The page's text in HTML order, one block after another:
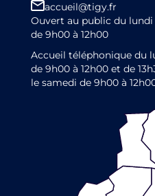
accueil@tigy.fr
Ouvert au public du lundi
de 9h00 à 12h00
Accueil téléphonique du
de 9h00 à 12h00 et de
le samedi de 9h00 à